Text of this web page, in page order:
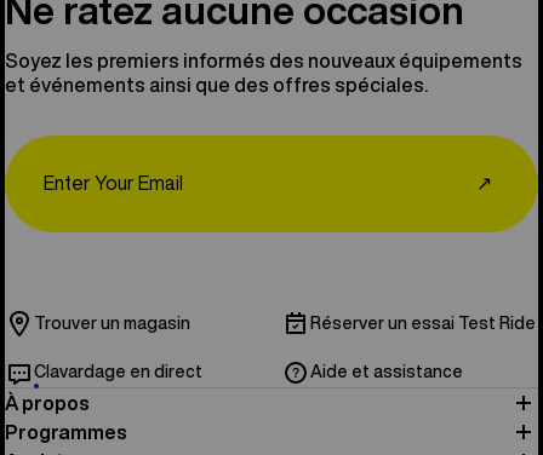
Ne ratez aucune occasion
Soyez les premiers informés des nouveaux équipements
et événements ainsi que des offres spéciales.
↗
Trouver un magasin Réserver un essai Test Ride
Clavardage en direct Aide et assistance
À propos
Programmes